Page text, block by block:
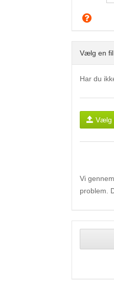
Vælg en fil
Har du
Vælg
Vi
problem.